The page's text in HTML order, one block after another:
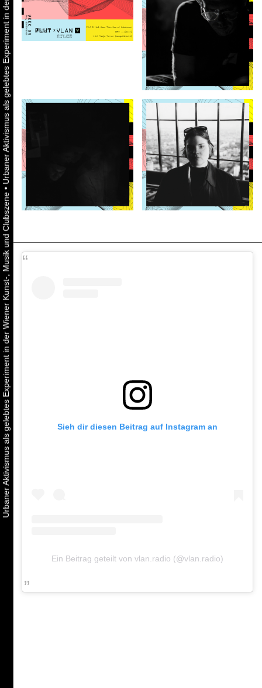
Urbaner Aktivismus als gelebtes Experiment in der Wiener Kunst-, Musik und Clubszene
•
Sieh dir diesen Beitrag auf Instagram an
Ein Beitrag geteilt von vlan.radio (@vlan.radio)